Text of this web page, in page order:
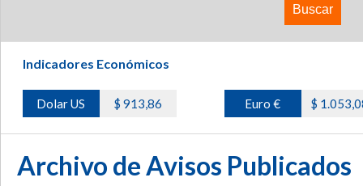
Indicadores Económicos
Dolar US $ 913,86 Euro € $
Archivo de Avisos Publicados